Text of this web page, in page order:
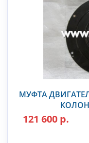
МУФТА
121 600 р.